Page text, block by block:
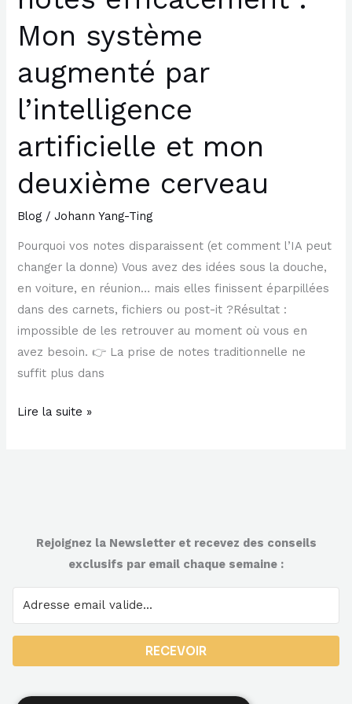
Mon système
augmenté par
l’intelligence
artificielle et mon
deuxième cerveau
Blog /Johann Yang-Ting
Pourquoi vos notes disparaissent (et comment l’IA peut
changer la donne) Vous avez des idées sous la douche,
en voiture, en réunion… mais elles finissent éparpillées
dans des carnets, fichiers ou post-it ?Résultat :
impossible de les retrouver au moment où vous en
avez besoin. 👉 La prise de notes traditionnelle ne
suffit plus dans
et
mon
cerveau
Lire la suite »
Rejoignez la Newsletter et recevez des conseils
exclusifs par email chaque semaine :
RECEVOIR